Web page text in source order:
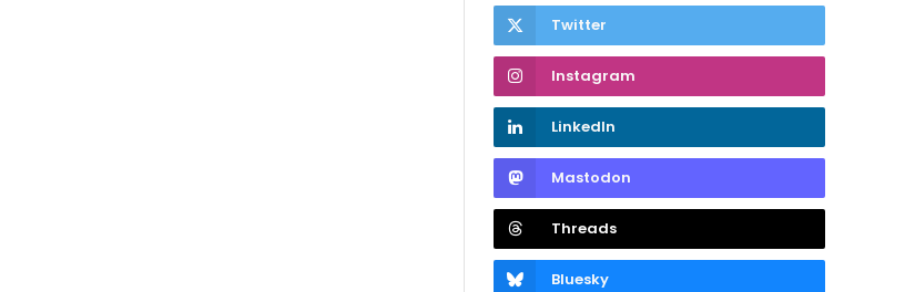
Twitter
Instagram
LinkedIn
Mastodon
Threads
Bluesky